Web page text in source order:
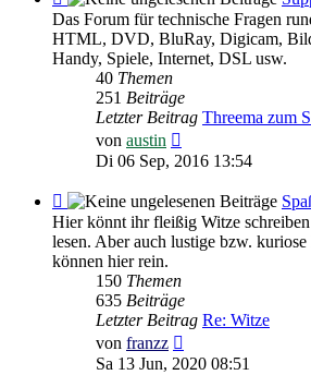
-
Support
Forum
Das Forum für technische Fragen
HTML, DVD, BluRay, Digicam,
Handy, Spiele, Internet, DSL usw.
40 Themen
251 Beiträge
Letzter Beitrag Threema zum
von austin
Beitrag
Di 06 Sep, 2016 13:54
Feed
-
Spaß,
Fun
Witziges
Hier könnt ihr fleißig Witze
lesen. Aber auch lustige bzw. kuriose
können hier rein.
150 Themen
635 Beiträge
Letzter Beitrag Re: Witze
von franzz
Beitrag
Sa 13 Jun, 2020 08:51